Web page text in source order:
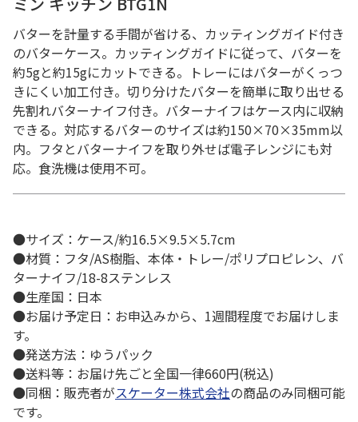
バターを計量する手間が省ける、カッティングガイド付き
のバターケース。カッティングガイドに従って、バターを
約5gと約15gにカットできる。トレーにはバターがくっつ
きにくい加工付き。切り分けたバターを簡単に取り出せる
先割れバターナイフ付き。バターナイフはケース内に収納
できる。対応するバターのサイズは約150×70×35mm以
内。フタとバターナイフを取り外せば電子レンジにも対
応。食洗機は使用不可。
●サイズ：ケース/約16.5×9.5×5.7cm
●材質：フタ/AS樹脂、本体・トレー/ポリプロピレン、バ
ターナイフ/18-8ステンレス
●生産国：日本
●お届け予定日：お申込みから、1週間程度でお届けしま
す。
●発送方法：ゆうパック
●送料等：お届け先ごと全国一律660円(税込)
●同梱：販売者がスケーター株式会社の商品のみ同梱可能
です。